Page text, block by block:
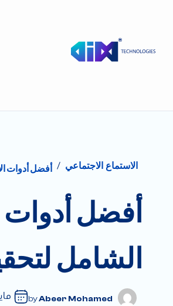
الاستماع الاجتماعي / أفضل أدوات الاستماع الاجتماعي
الشامل
Abeer Mohamed مايو